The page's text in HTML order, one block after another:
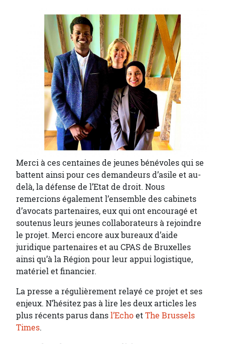
Merci à ces centaines de jeunes bénévoles qui se
battent ainsi pour ces demandeurs d’asile et au-
delà, la défense de l’Etat de droit. Nous
remercions également l’ensemble des cabinets
d’avocats partenaires, eux qui ont encouragé et
soutenus leurs jeunes collaborateurs à rejoindre
le projet. Merci encore aux bureaux d’aide
juridique partenaires et au CPAS de Bruxelles
ainsi qu’à la Région pour leur appui logistique,
matériel et financier.
La presse a régulièrement relayé ce projet et ses
enjeux. N’hésitez pas à lire les deux articles les
plus récents parus dansl’EchoetThe Brussels
Times.